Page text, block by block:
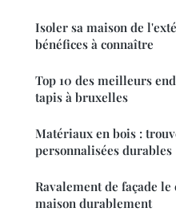
Isoler sa maison de
bénéfices à connaître
Top 10 des meilleurs
tapis à bruxelles
Matériaux en bois :
personnalisées durables
Ravalement de façade
maison durablement